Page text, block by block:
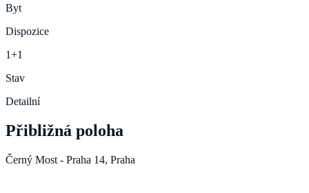
Byt
Dispozice
1+1
Stav
Detailní
Přibližná poloha
Černý Most - Praha 14, Praha